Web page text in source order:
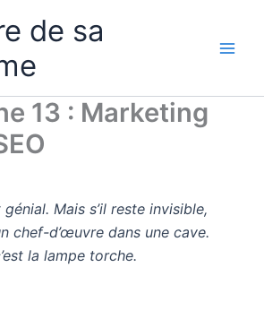
de sa
13 : Marketing
Mais s’il reste invisible,
chef-d’œuvre dans une cave.
la lampe torche.